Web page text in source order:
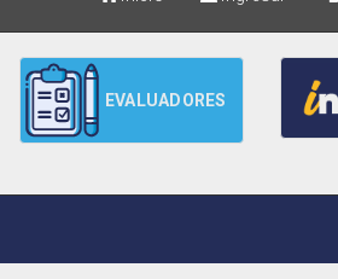
EVALUADORES